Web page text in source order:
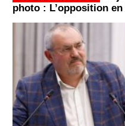
photo : L’opposition